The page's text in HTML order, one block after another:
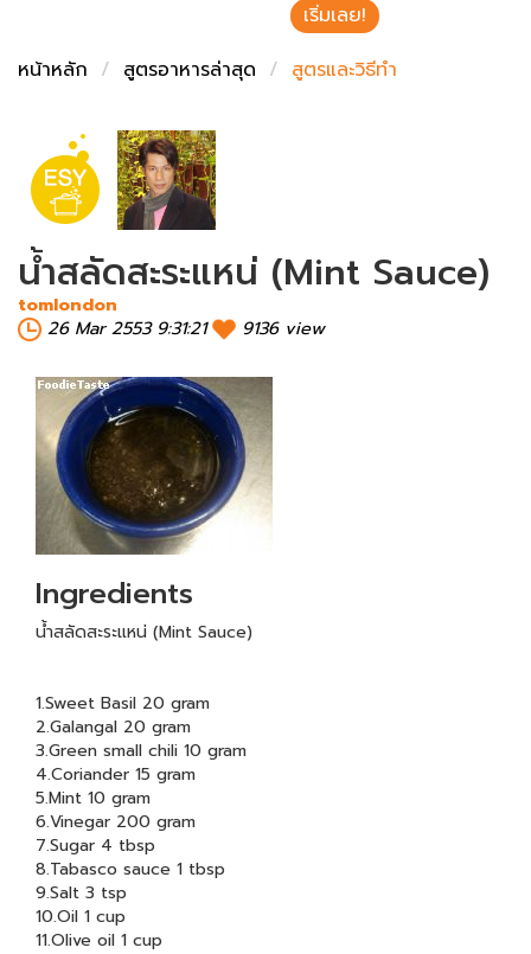
เริ่มเลย!
หน้าหลัก
สูตรอาหารล่าสุด สูตรและวิธีทำ
น้ำสลัดสะระแหน่ (Mint Sauce)
tomlondon
26 Mar 2553 9:31:21
9136 view
Ingredients
น้ำสลัดสะระแหน่ (Mint Sauce)
1.Sweet Basil 20 gram
2.Galangal 20 gram
3.Green small chili 10 gram
4.Coriander 15 gram
5.Mint 10 gram
6.Vinegar 200 gram
7.Sugar 4 tbsp
8.Tabasco sauce 1 tbsp
9.Salt 3 tsp
10.Oil 1 cup
11.Olive oil 1 cup